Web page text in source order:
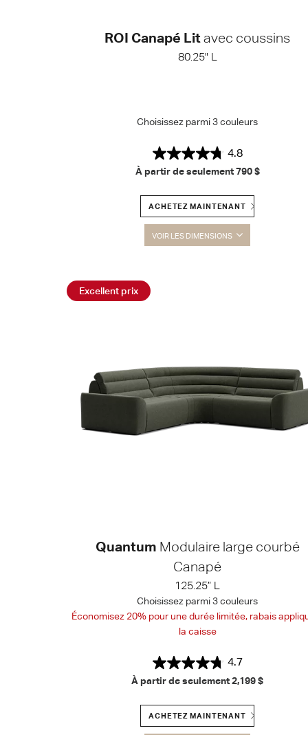
ROI Canapé Litavec coussins
80.25" L
Choisissez parmi 3 couleurs
4.8
À partir de seulement790 $
ACHETEZ MAINTENANT
VOIR LES DIMENSIONS
Excellent prix
Quantum Modulaire large courbé
Canapé
125.25” L
Choisissez parmi 3 couleurs
Économisez 20% pour une durée limitée, rabais
la caisse
4.7
À partir de seulement2,199 $
ACHETEZ MAINTENANT